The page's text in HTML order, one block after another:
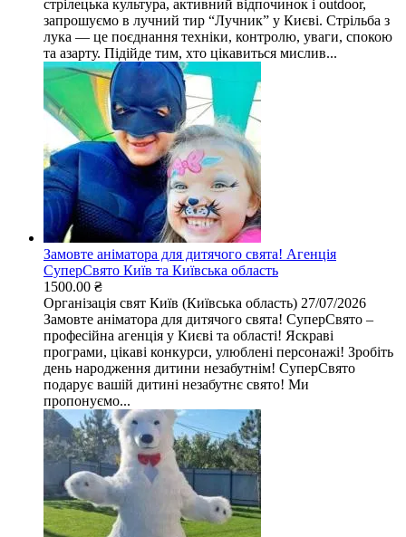
стрілецька культура, активний відпочинок і outdoor,
запрошуємо в лучний тир “Лучник” у Києві. Стрільба з
лука — це поєднання техніки, контролю, уваги, спокою
та азарту. Підійде тим, хто цікавиться мислив...
Замовте аніматора для дитячого свята! Агенція
СуперСвято Київ та Київська область
1500.00 ₴
Організація свят Київ (Київська область) 27/07/2026
Замовте аніматора для дитячого свята! СуперСвято –
професійна агенція у Києві та області! Яскраві
програми, цікаві конкурси, улюблені персонажі! Зробіть
день народження дитини незабутнім! СуперСвято
подарує вашій дитині незабутнє свято! Ми
пропонуємо...